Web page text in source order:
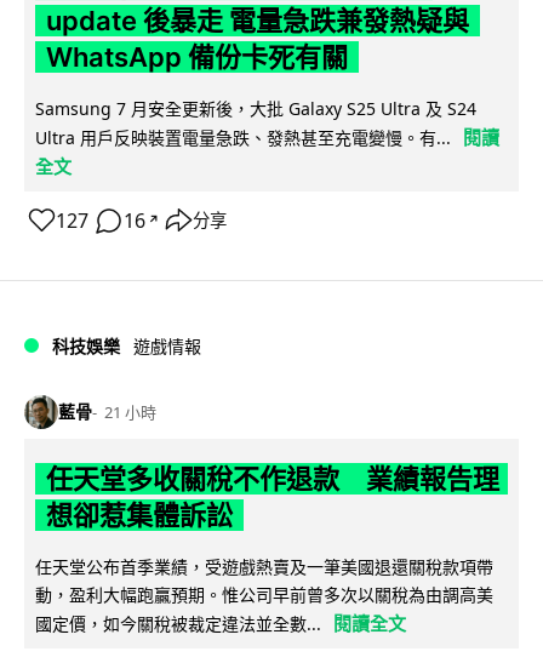
update 後暴走 電量急跌兼發熱疑與
WhatsApp 備份卡死有關
Samsung 7 月安全更新後，大批 Galaxy S25 Ultra 及 S24
Ultra 用戶反映裝置電量急跌、發熱甚至充電變慢。有...
閱讀
全文
127 16 ↗ 分享
科技娛樂 遊戲情報
藍骨 21 小時
任天堂多收關稅不作退款 業績報告理
想卻惹集體訴訟
任天堂公布首季業績，受遊戲熱賣及一筆美國退還關稅款項帶
動，盈利大幅跑贏預期。惟公司早前曾多次以關稅為由調高美
國定價，如今關稅被裁定違法並全數...
閱讀全文